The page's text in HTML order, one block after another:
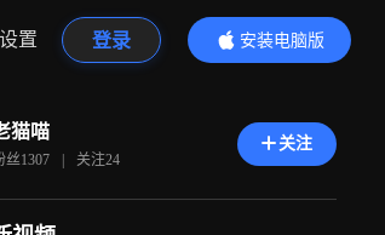
置 登录
安装电脑版
内容更精彩
猫喵
丝1307 | 关注24
关注